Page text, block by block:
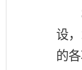
设，
的